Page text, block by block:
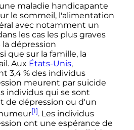
maladie handicapante
le sommeil, l'alimentation
avec notamment un
les cas les plus graves
dépression
que sur la famille, la
Aux États-Unis,
3,4 % des individus
meurent par suicide
individus qui se sont
de dépression ou d'un
[1]. Les individus
ont une espérance de